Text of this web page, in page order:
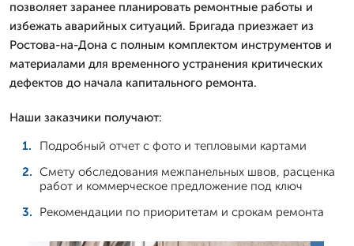
позволяет заранее планировать ремонтные работы и
избежать аварийных ситуаций. Бригада приезжает из
Ростова-на-Дона с полным комплектом инструментов и
материалами для временного устранения критических
дефектов до начала капитального ремонта.
Наши заказчики получают:
Подробный отчет с фото и тепловыми картами
Смету обследования межпанельных швов, расценка
работ и коммерческое предложение под ключ
Рекомендации по приоритетам и срокам ремонта